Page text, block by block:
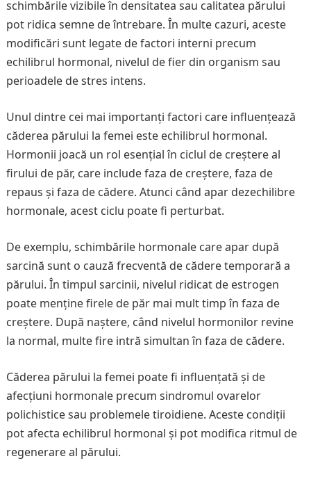
schimbările vizibile în densitatea sau calitatea părului
pot ridica semne de întrebare. În multe cazuri, aceste
modificări sunt legate de factori interni precum
echilibrul hormonal, nivelul de fier din organism sau
perioadele de stres intens.
Unul dintre cei mai importanți factori care influențează
căderea părului la femei este echilibrul hormonal.
Hormonii joacă un rol esențial în ciclul de creștere al
firului de păr, care include faza de creștere, faza de
repaus și faza de cădere. Atunci când apar dezechilibre
hormonale, acest ciclu poate fi perturbat.
De exemplu, schimbările hormonale care apar după
sarcină sunt o cauză frecventă de cădere temporară a
părului. În timpul sarcinii, nivelul ridicat de estrogen
poate menține firele de păr mai mult timp în faza de
creștere. După naștere, când nivelul hormonilor revine
la normal, multe fire intră simultan în faza de cădere.
Căderea părului la femei poate fi influențată și de
afecțiuni hormonale precum sindromul ovarelor
polichistice sau problemele tiroidiene. Aceste condiții
pot afecta echilibrul hormonal și pot modifica ritmul de
regenerare al părului.